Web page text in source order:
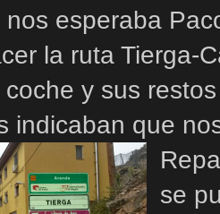
esperaba
la ruta Tierga-
y sus
indicaban que
se